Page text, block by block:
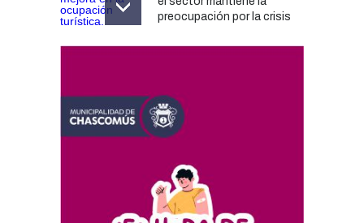
preocupación por la crisis
Chascomús incorporó una
estación
fortalecer el monitoreo y la
prevención ante eventos
climáticos
SEGURIDAD 31/07/2026